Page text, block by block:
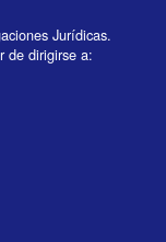
Jurídicas.
de dirigirse a: